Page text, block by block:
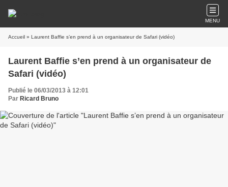
MENU
Accueil » Laurent Baffie s’en prend à un organisateur de Safari (vidéo)
Laurent Baffie s’en prend à un organisateur de
Safari (vidéo)
Publié le 06/03/2013 à 12:01
Par Ricard Bruno